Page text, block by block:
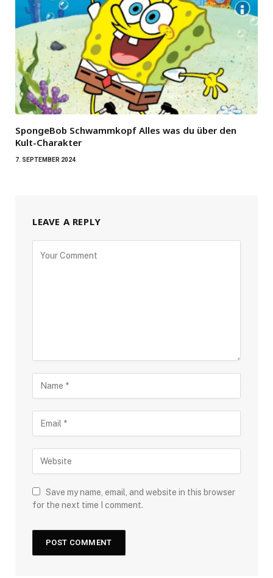
SpongeBob Schwammkopf Alles was du über den
Kult-Charakter
7. SEPTEMBER 2024
LEAVE A REPLY
Save my name, email, and website in this browser
for the next time I comment.